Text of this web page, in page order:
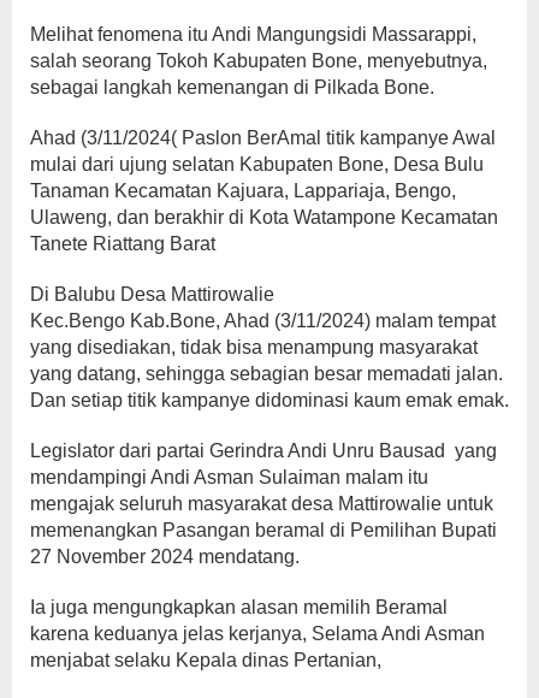
Melihat fenomena itu Andi Mangungsidi Massarappi,
salah seorang Tokoh Kabupaten Bone, menyebutnya,
sebagai langkah kemenangan di Pilkada Bone.
Ahad (3/11/2024( Paslon BerAmal titik kampanye Awal
mulai dari ujung selatan Kabupaten Bone, Desa Bulu
Tanaman Kecamatan Kajuara, Lappariaja, Bengo,
Ulaweng, dan berakhir di Kota Watampone Kecamatan
Tanete Riattang Barat
Di Balubu Desa Mattirowalie
Kec.Bengo Kab.Bone, Ahad (3/11/2024) malam tempat
yang disediakan, tidak bisa menampung masyarakat
yang datang, sehingga sebagian besar memadati jalan.
Dan setiap titik kampanye didominasi kaum emak emak.
Legislator dari partai Gerindra Andi Unru Bausad yang
mendampingi Andi Asman Sulaiman malam itu
mengajak seluruh masyarakat desa Mattirowalie untuk
memenangkan Pasangan beramal di Pemilihan Bupati
27 November 2024 mendatang.
Ia juga mengungkapkan alasan memilih Beramal
karena keduanya jelas kerjanya, Selama Andi Asman
menjabat selaku Kepala dinas Pertanian,